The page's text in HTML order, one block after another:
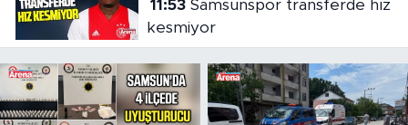
11:53Samsunspor transferde hız
kesmiyor